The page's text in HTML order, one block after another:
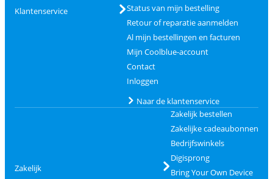
Klantenservice
Status van mijn bestelling
Retour of reparatie aanmelden
Al mijn bestellingen en facturen
Mijn Coolblue-account
Contact
Inloggen
Naar de klantenservice
Zakelijk
Zakelijk bestellen
Zakelijke cadeaubonnen
Bedrijfswinkels
Digisprong
Bring Your Own Device